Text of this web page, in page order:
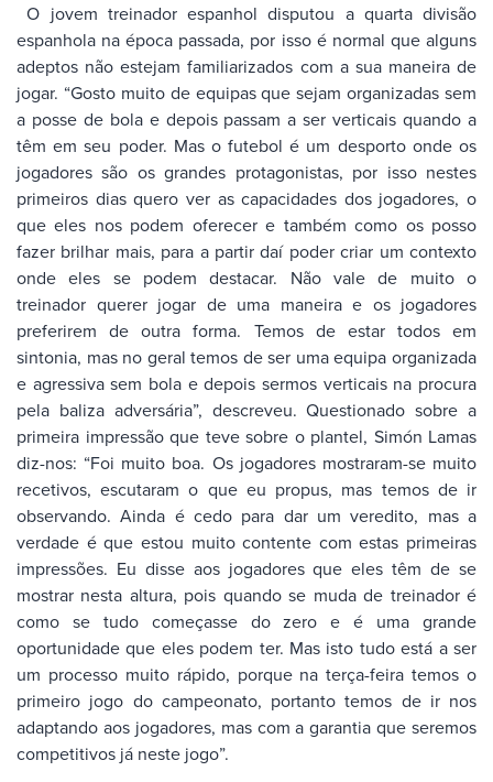
O jovem treinador espanhol disputou a quarta divisão
espanhola na época passada, por isso é normal que alguns
adeptos não estejam familiarizados com a sua maneira de
jogar. “Gosto muito de equipas que sejam organizadas sem
a posse de bola e depois passam a ser verticais quando a
têm em seu poder. Mas o futebol é um desporto onde os
jogadores são os grandes protagonistas, por isso nestes
primeiros dias quero ver as capacidades dos jogadores, o
que eles nos podem oferecer e também como os posso
fazer brilhar mais, para a partir daí poder criar um contexto
onde eles se podem destacar. Não vale de muito o
treinador querer jogar de uma maneira e os jogadores
preferirem de outra forma. Temos de estar todos em
sintonia, mas no geral temos de ser uma equipa organizada
e agressiva sem bola e depois sermos verticais na procura
pela baliza adversária”, descreveu. Questionado sobre a
primeira impressão que teve sobre o plantel, Simón Lamas
diz-nos: “Foi muito boa. Os jogadores mostraram-se muito
recetivos, escutaram o que eu propus, mas temos de ir
observando. Ainda é cedo para dar um veredito, mas a
verdade é que estou muito contente com estas primeiras
impressões. Eu disse aos jogadores que eles têm de se
mostrar nesta altura, pois quando se muda de treinador é
como se tudo começasse do zero e é uma grande
oportunidade que eles podem ter. Mas isto tudo está a ser
um processo muito rápido, porque na terça-feira temos o
primeiro jogo do campeonato, portanto temos de ir nos
adaptando aos jogadores, mas com a garantia que seremos
competitivos já neste jogo”.